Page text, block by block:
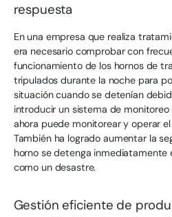
respuesta
En una empresa que realiza
era necesario comprobar con
funcionamiento de los hornos de
tripulados durante la noche para
situación cuando se detenían
introducir un sistema de monitoreo
ahora puede monitorear y operar
También ha logrado aumentar la
horno se detenga inmediatamente
como un desastre.
Gestión eficiente de